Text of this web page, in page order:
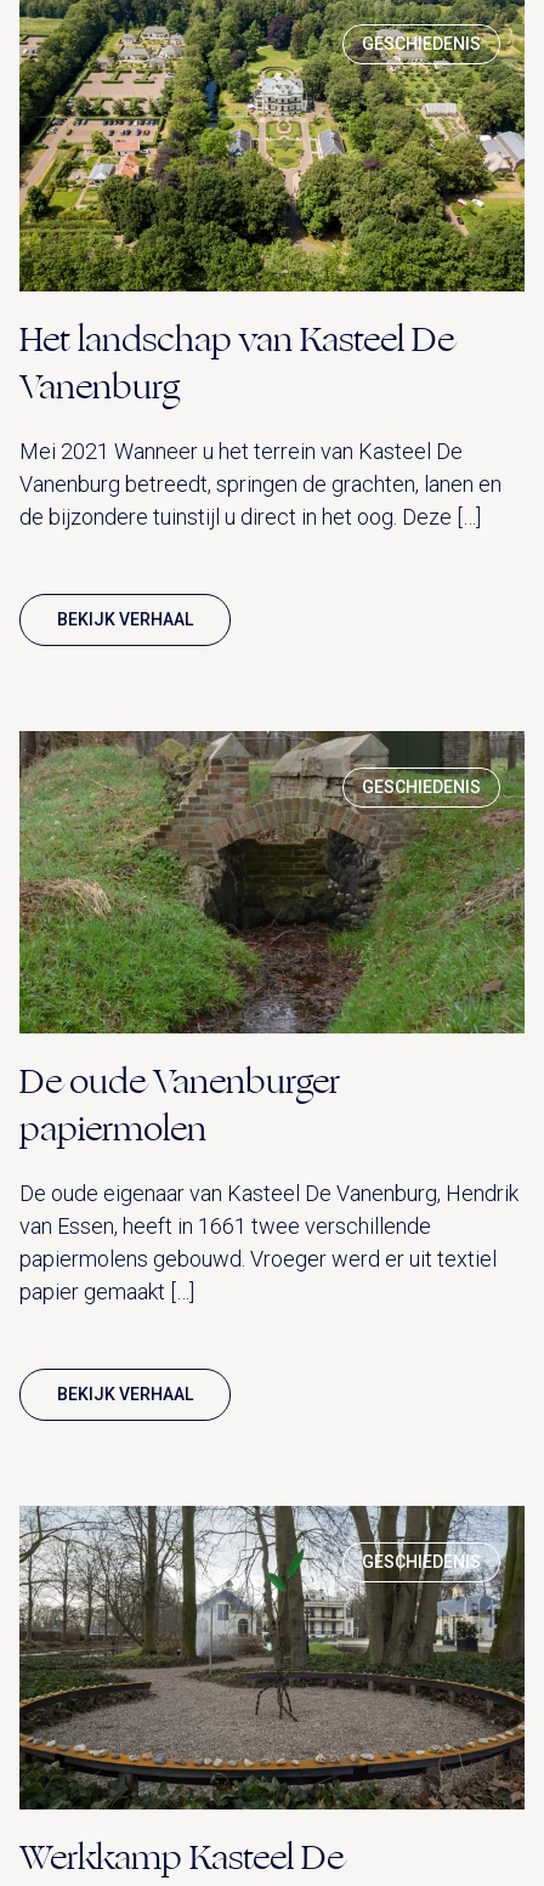
GESCHIEDENIS
Het landschap van Kasteel De
Vanenburg
Mei 2021 Wanneer u het terrein van Kasteel De
Vanenburg betreedt, springen de grachten, lanen en
de bijzondere tuinstijl u direct in het oog. Deze […]
BEKIJK VERHAAL
GESCHIEDENIS
De oude Vanenburger
papiermolen
De oude eigenaar van Kasteel De Vanenburg, Hendrik
van Essen, heeft in 1661 twee verschillende
papiermolens gebouwd. Vroeger werd er uit textiel
papier gemaakt […]
BEKIJK VERHAAL
GESCHIEDENIS
Werkkamp Kasteel De